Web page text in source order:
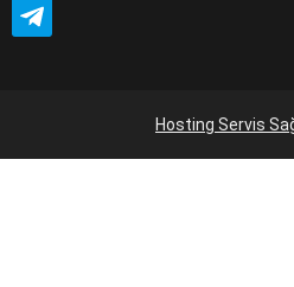
Hosting Servis